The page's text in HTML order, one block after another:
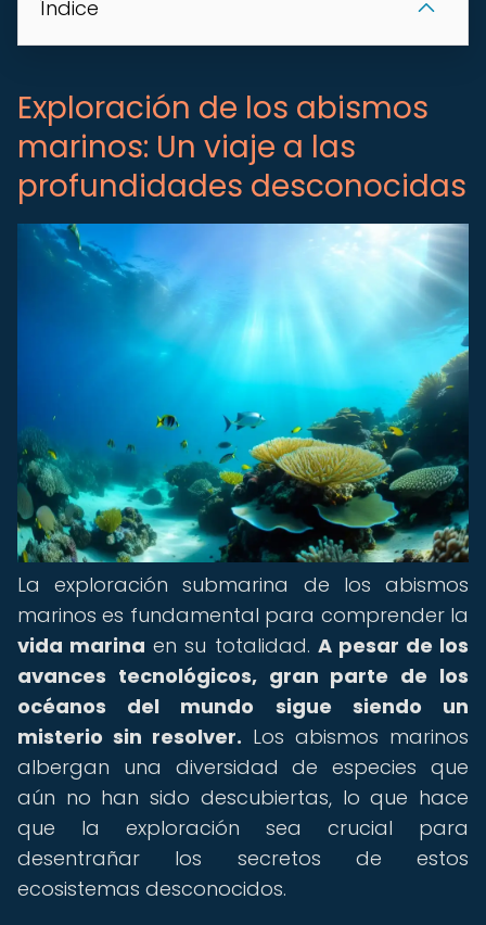
Índice
Exploración de los abismos
marinos: Un viaje a las
profundidades desconocidas
La exploración submarina de los abismos
marinos es fundamental para comprender la
vida marina en su totalidad. A pesar de los
avances tecnológicos, gran parte de los
océanos del mundo sigue siendo un
misterio sin resolver. Los abismos marinos
albergan una diversidad de especies que
aún no han sido descubiertas, lo que hace
que la exploración sea crucial para
desentrañar los secretos de estos
ecosistemas desconocidos.